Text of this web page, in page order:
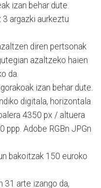
izan behar dute.
argazki aurkeztu
diren pertsonak
azaltzeko haien
da.
izan behar dute.
digitala, horizontala
4350 px / altuera
ppp. Adobe RGBn JPGn
bakoitzak 150 euroko
31 arte izango da,